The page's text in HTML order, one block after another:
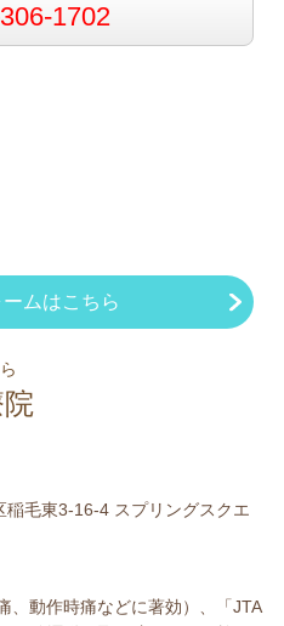
1702
ムはこちら
毛東3-16-4 スプリングスクエ
、動作時痛などに著効）、「JTA